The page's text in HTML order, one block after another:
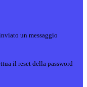
un messaggio
il reset della password